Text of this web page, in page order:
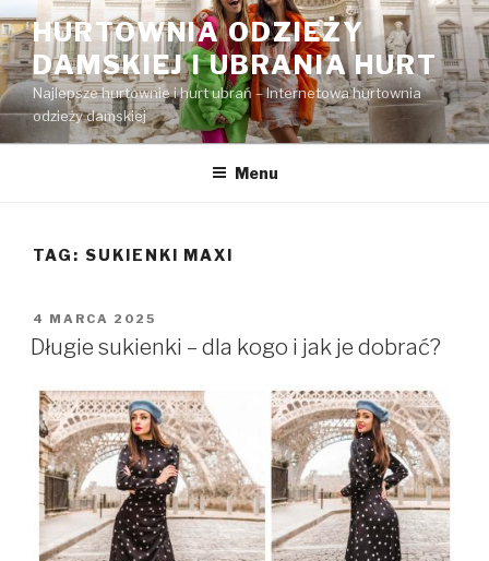
Przejdź
do
treści
HURTOWNIA ODZIEŻY
DAMSKIEJ I UBRANIA HURT
Najlepsze hurtownie i hurt ubrań – Internetowa hurtownia
odzieży damskiej
Menu
TAG: SUKIENKI MAXI
OPUBLIKOWANE
W
4 MARCA 2025
Długie sukienki – dla kogo i jak je dobrać?